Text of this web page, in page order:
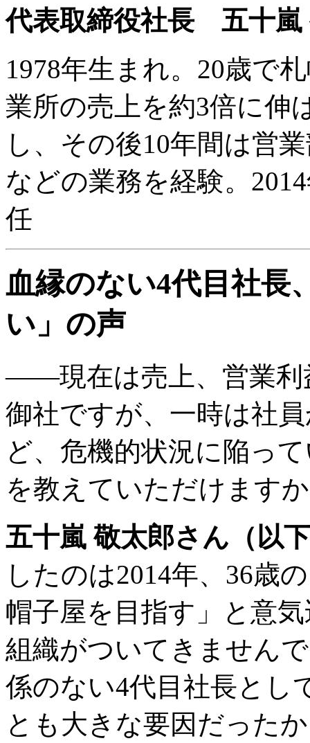
代表取締役社長 五十
1978年生まれ。20歳で
業所の売上を約3倍に伸
し、その後10年間は営
などの業務を経験。
任
血縁のない4代目社長
い」の声
――現在は売上、営業利
御社ですが、一時は社
ど、危機的状況に陥っ
を教えていただけます
五十嵐 敬太郎さん（以
したのは2014年、36歳
帽子屋を目指す」と意
組織がついてきません
係のない4代目社長とし
とも大きな要因だった